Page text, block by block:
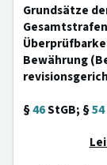
Grundsätze
Bewährung
§46StGB; §54